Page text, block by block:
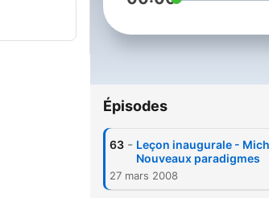
Épisodes
63 - Leçon inaugurale -
Nouveaux paradigmes
27 mars 2008